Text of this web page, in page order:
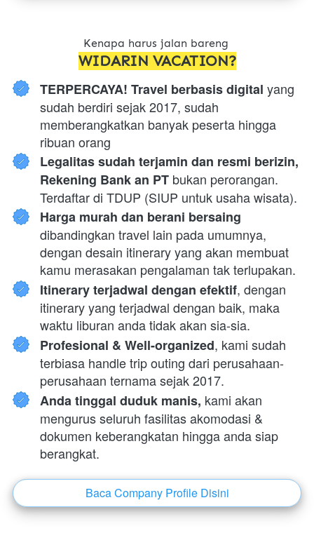
Kenapa harus jalan bareng
WIDARIN VACATION?
TERPERCAYA! Travel berbasis digital yang
sudah berdiri sejak 2017, sudah
memberangkatkan banyak peserta hingga
ribuan orang
Legalitas sudah terjamin dan resmi berizin,
Rekening Bank an PT bukan perorangan.
Terdaftar di TDUP (SIUP untuk usaha wisata).
dibandingkan travel lain pada umumnya,
dengan desain itinerary yang akan membuat
kamu merasakan pengalaman tak terlupakan.
Itinerary terjadwal dengan efektif, dengan
itinerary yang terjadwal dengan baik, maka
waktu liburan anda tidak akan sia-sia.
Profesional & Well-organized, kami sudah
terbiasa handle trip outing dari perusahaan-
perusahaan ternama sejak 2017.
Anda tinggal duduk manis, kami akan
mengurus seluruh fasilitas akomodasi &
dokumen keberangkatan hingga anda siap
berangkat.
`Baca Company Profile Disini